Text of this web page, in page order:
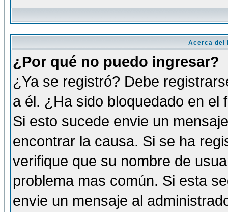
Acerca del
¿Por qué no puedo ingresar?
¿Ya se registró? Debe
a él. ¿Ha sido bloquedado en
Si esto sucede envie un
encontrar la causa. Si se ha
verifique que su nombre de
problema mas común. Si esta
envie un mensaje al